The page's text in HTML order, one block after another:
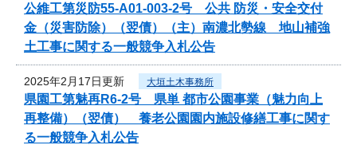
公維工第災防55-A01-003-2号 公共 防災・安全交付
金（災害防除）（翌債）（主）南濃北勢線 地山補強
土工事に関する一般競争入札公告
2025年2月17日更新 大垣土木事務所
県園工第魅再R6-2号 県単 都市公園事業（魅力向上
再整備）（翌債） 養老公園園内施設修繕工事に関す
る一般競争入札公告